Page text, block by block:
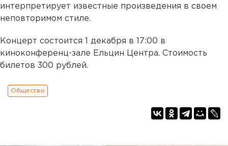
интерпретирует известные произведения в своем
неповторимом стиле.
Концерт состоится 1 декабря в 17:00 в
киноконференц-зале Ельцин Центра. Стоимость
билетов 300 рублей.
Общество